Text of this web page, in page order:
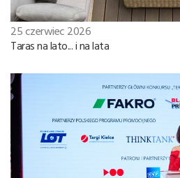
25 czerwiec 2026
Taras na lato... i na lata